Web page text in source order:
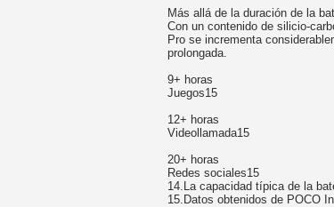
Más allá de la duración de la
Con un contenido de silicio-
Pro se incrementa
prolongada.
9+ horas
Juegos15
12+ horas
Videollamada15
20+ horas
Redes sociales15
14.La capacidad típica de la
15.Datos obtenidos de POCO